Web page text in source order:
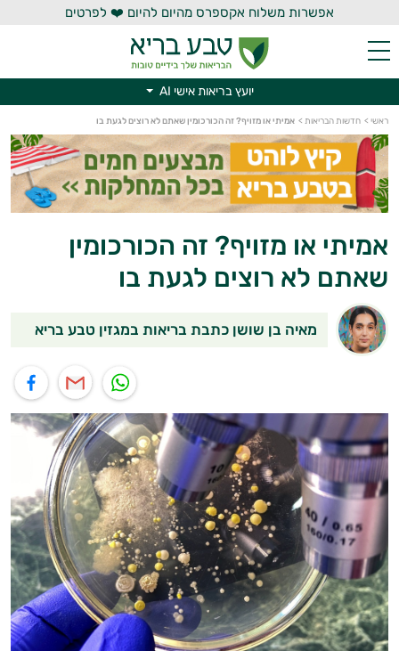
אפשרות משלוח אקספרס מהיום להיום ❤️ לפרטים
יועץ בריאות אישי AI
ראשי > חדשות הבריאות > אמיתי או מזויף? זה הכורכומין שאתם לא רוצים לגעת בו
אמיתי או מזויף? זה הכורכומין
שאתם לא רוצים לגעת בו
מאיה בן שושן כתבת בריאות במגזין טבע בריא
יועץ בריאות אישי AI